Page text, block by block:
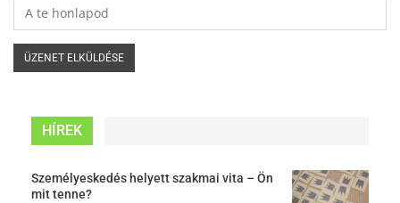
HÍREK
Személyeskedés helyett szakmai vita – Ön
mit tenne?